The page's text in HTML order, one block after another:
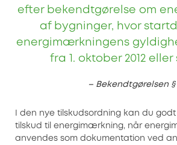
efter bekendtgørelse om
af bygninger, hvor
energimærkningens
fra 1. oktober 2012 eller
– Bekendtgørelsen §
I den nye tilskudsordning kan du
tilskud til energimærkning, når
anvendes som dokumentation ved